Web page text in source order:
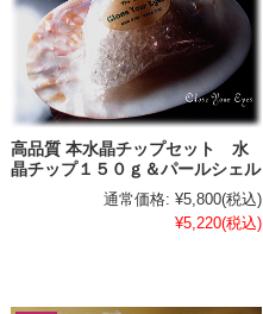
高品質 本水晶チップセット 水
晶チップ１５０ｇ＆パールシェル
通常価格: ¥5,800(税込)
¥5,220(税込)